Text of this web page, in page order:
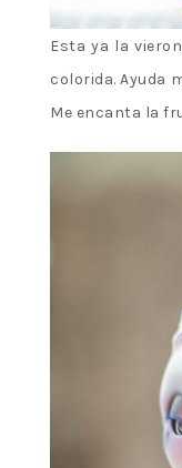
Esta ya la
colorida. Ayuda
Me encanta la